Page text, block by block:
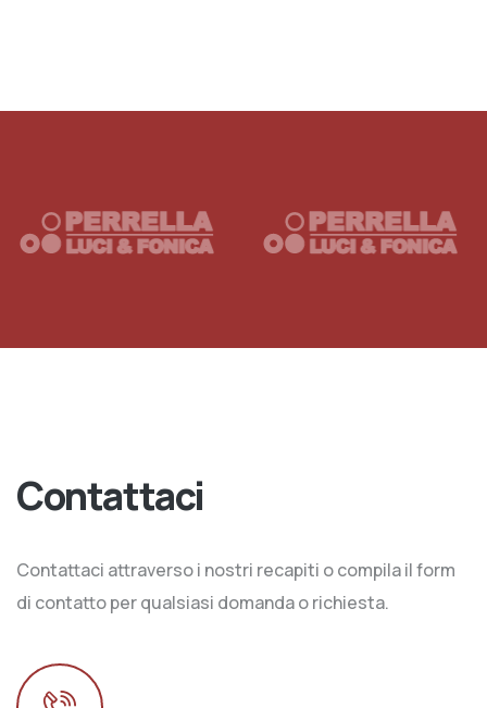
Contattaci
Contattaci attraverso i nostri recapiti o compila il form
di contatto per qualsiasi domanda o richiesta.